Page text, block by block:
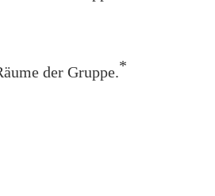
der Gruppe.*